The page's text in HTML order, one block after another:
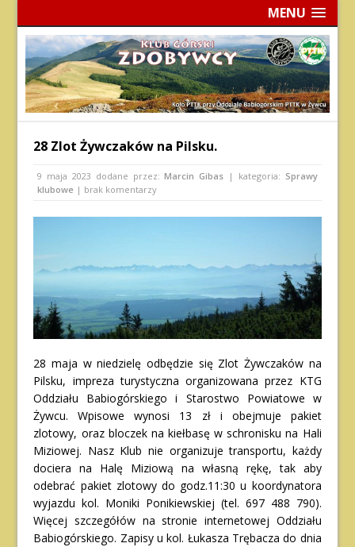
MENU
28 Zlot Żywczaków na Pilsku.
9 maja 2023 dodane przez:Marcin Gibas | kategoria: Sprawy
klubowe | brak komentarzy
28 maja w niedzielę odbędzie się Zlot Żywczaków na
Pilsku, impreza turystyczna organizowana przez KTG
Oddziału Babiogórskiego i Starostwo Powiatowe w
Żywcu. Wpisowe wynosi 13 zł i obejmuje pakiet
zlotowy, oraz bloczek na kiełbasę w schronisku na Hali
Miziowej. Nasz Klub nie organizuje transportu, każdy
dociera na Halę Miziową na własną rękę, tak aby
odebrać pakiet zlotowy do godz.11:30 u koordynatora
wyjazdu kol. Moniki Ponikiewskiej (tel. 697 488 790).
Więcej szczegółów na stronie internetowej Oddziału
Babiogórskiego. Zapisy u kol. Łukasza Trębacza do dnia